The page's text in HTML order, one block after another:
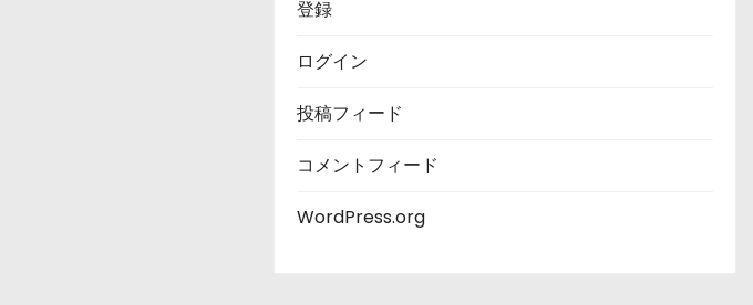
登録
ログイン
投稿フィード
コメントフィード
WordPress.org